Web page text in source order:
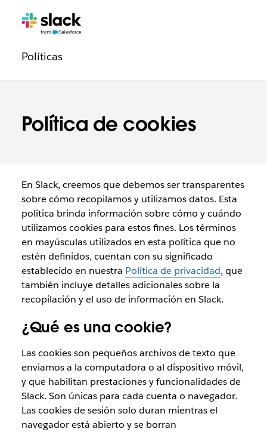
Política de cookies
Navegación
Páginas
Políticasadicionales
En Slack, creemos que debemos ser transparentes
sobre cómo recopilamos y utilizamos datos. Esta
política brinda información sobre cómo y cuándo
utilizamos cookies para estos fines. Los términos
en mayúsculas utilizados en esta política que no
estén definidos, cuentan con su significado
establecido en nuestra Política de privacidad, que
también incluye detalles adicionales sobre la
recopilación y el uso de información en Slack.
¿Qué es una cookie?
Las cookies son pequeños archivos de texto que
enviamos a la computadora o al dispositivo móvil,
y que habilitan prestaciones y funcionalidades de
Slack. Son únicas para cada cuenta o navegador.
Las cookies de sesión solo duran mientras el
navegador está abierto y se borran